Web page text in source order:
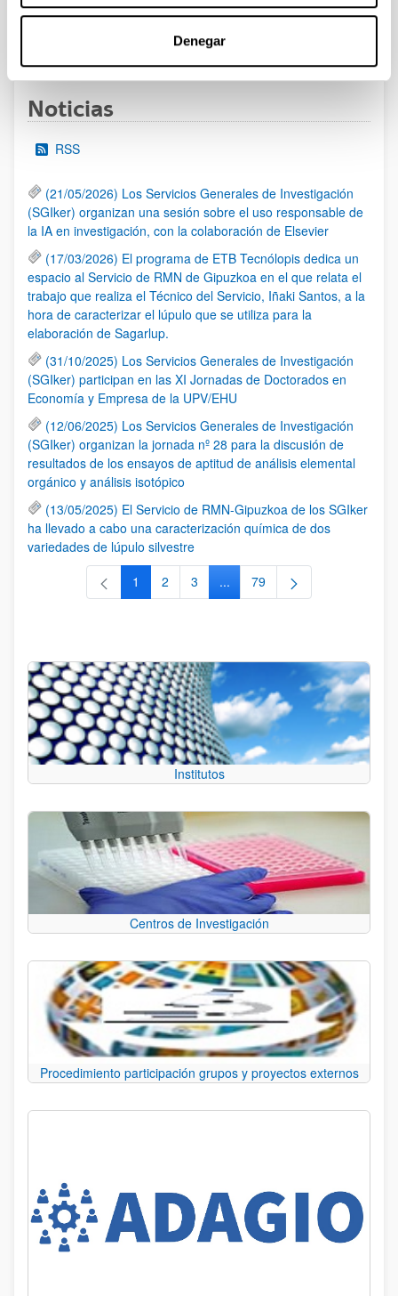
Denegar
Páginas intermedias Use TAB para
PáginaPágina
10 11
Noticias
RSS
(21/05/2026) Los Servicios Generales de Investigación
(SGIker) organizan una sesión sobre el uso responsable de
la IA en investigación, con la colaboración de Elsevier
(17/03/2026) El programa de ETB Tecnólopis dedica un
espacio al Servicio de RMN de Gipuzkoa en el que relata el
trabajo que realiza el Técnico del Servicio, Iñaki Santos, a la
hora de caracterizar el lúpulo que se utiliza para la
elaboración de Sagarlup.
(31/10/2025) Los Servicios Generales de Investigación
(SGIker) participan en las XI Jornadas de Doctorados en
Economía y Empresa de la UPV/EHU
(12/06/2025) Los Servicios Generales de Investigación
(SGIker) organizan la jornada nº 28 para la discusión de
resultados de los ensayos de aptitud de análisis elemental
orgánico y análisis isotópico
(13/05/2025) El Servicio de RMN-Gipuzkoa de los SGIker
ha llevado a cabo una caracterización química de dos
variedades de lúpulo silvestre
Página
1 Página
2 Página
3 ...Páginas intermedias Use TAB
Página
79
Institutos
Centros de Investigación
Procedimiento participación grupos y proyectos externos